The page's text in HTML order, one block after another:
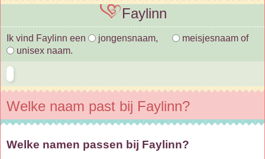
Faylinn
Ik vind Faylinn een jongensnaam,
meisjesnaam of
unisex naam.
Welke naam past bij Faylinn?
Welke namen passen bij Faylinn?